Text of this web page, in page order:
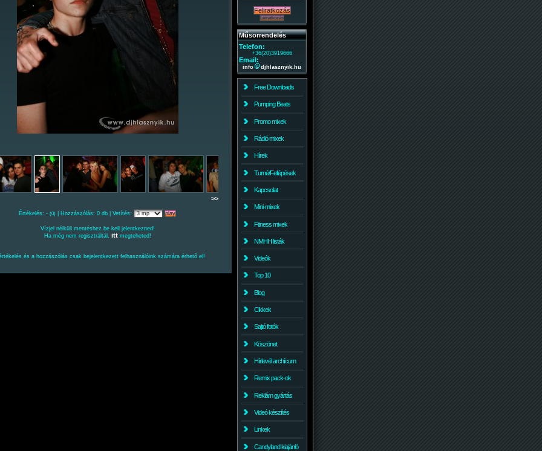
>>
Értékelés: - (0) | Hozzászólás: 0 db | Vetítés:
Vízjel nélküli mentéshez be kell jelentkezned!
Ha még nem regisztráltál, ittmegteheted!
és a hozzászólás csak bejelentkezett felhasználóink számára érhető el!
Műsorrendelés
Telefon:
+36(20)3919666
Email:
info djhlasznyik.hu
Free Downloads
Pumping Beats
Promo mixek
Rádió mixek
Hírek
Turné/Fellépések
Kapcsolat
Mini-mixek
Fitness mixek
NMHH listák
Videók
Top 10
Blog
Cikkek
Sajtó fotók
Köszönet
Hírlevél archícum
Remix pack-ok
Reklám gyártás
Videó készítés
Linkek
Candyland kiajánló